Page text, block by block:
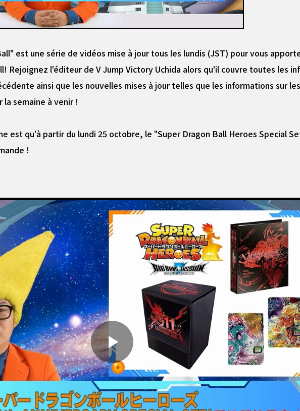
est une série de vidéos mise à jour tous les lundis (JST) pour vous
Rejoignez l'éditeur de V Jump Victory Uchida alors qu'il couvre toutes les
ainsi que les nouvelles mises à jour telles que les informations sur
semaine à venir !
est qu'à partir du lundi 25 octobre, le "Super Dragon Ball Heroes Special
!